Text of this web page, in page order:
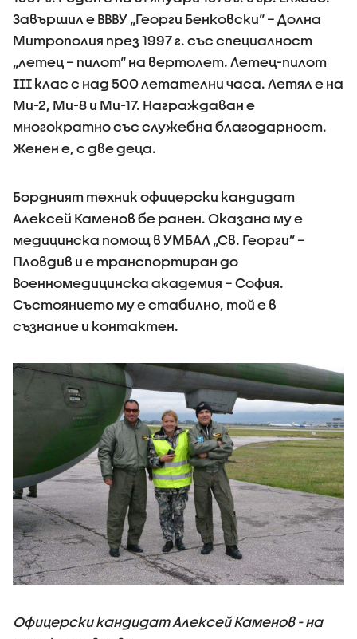
Завършил е ВВВУ „Георги Бенковски“ – Долна
Митрополия през 1997 г. със специалност
„летец – пилот“ на вертолет. Летец-пилот
ІІІ клас с над 500 летателни часа. Летял е на
Ми-2, Ми-8 и Ми-17. Награждаван е
многократно със служебна благодарност.
Женен е, с две деца.
Бордният техник офицерски кандидат
Алексей Каменов бе ранен. Оказана му е
медицинска помощ в УМБАЛ „Св. Георги” –
Пловдив и е транспортиран до
Военномедицинска академия – София.
Състоянието му е стабилно, той е в
съзнание и контактен.
Офицерски кандидат Алексей Каменов - на